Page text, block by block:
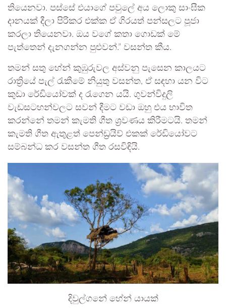
තියෙනවා. පස්සේ එයාගේ පවුලේ අය ලොකු සාංඝීක
දානයක් දීලා පිරිකර එක්ක ඒ ගිරයත් පන්සලට පූජා
කරලා තියෙනවා. ඔය වගේ කතා ගොඩක් මේ
පැත්තෙන් දැනගන්න පුළුවන්.” වසන්ත කීය.
තමන් සතු හේන් කුඹුරුවල අස්වනු පැසෙන කාලයට
රාත්‍රියේ පැල් රැකීමේ නියුතු වසන්ත, ඒ සඳහා යන විට
කුඩා රේඩියෝවක් ද රැගෙන යයි. ගුවන්විදුලි
වැඩසටහන්වලට සවන් දීමට වඩා ඔහු එය භාවිත
කරන්නේ තමන් කැමති ගීත ශ්‍රවණය කිරීමටයි. තමන්
කැමති ගීත ඇතුළත් පෙන්ඩ්‍රයිව් එකක් රේඩියෝවට
සම්බන්ධ කර වසන්ත ගීත රසවිඳියි.
දිවුල්ගනේ හේන් යායක්